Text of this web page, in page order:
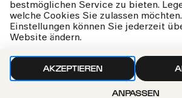
bestmöglichen Service zu bieten.
welche Cookies Sie zulassen
Einstellungen können Sie jederzeit
Website ändern.
AKZEPTIEREN
ANPASSEN